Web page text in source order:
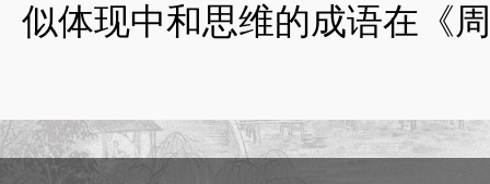
似体现中和思维的成语在《